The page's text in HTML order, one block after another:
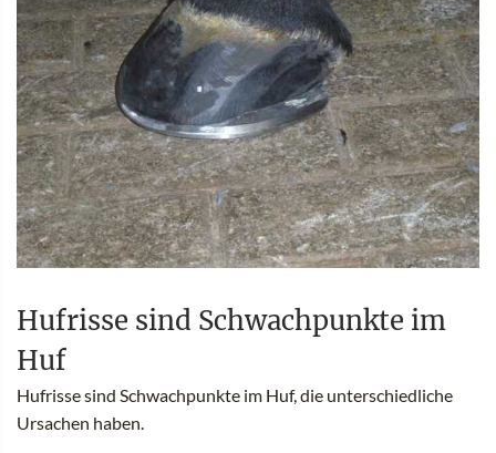
Hufrisse sind Schwachpunkte im
Huf
Hufrisse sind Schwachpunkte im Huf, die unterschiedliche
Ursachen haben.